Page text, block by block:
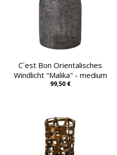
C´est Bon Orientalisches
Windlicht "Malika" - medium
99,50 €